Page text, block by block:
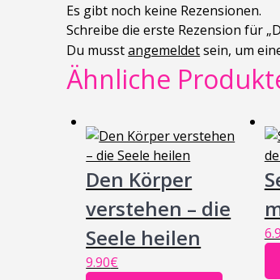
Es gibt noch keine Rezensionen.
Schreibe die erste Rezension für
Du musstangemeldetsein, um
Ähnliche
Den Körper
verstehen – die
Seele heilen
9.90€